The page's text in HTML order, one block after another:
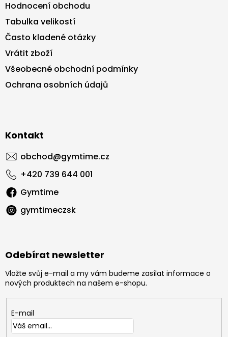
Hodnocení obchodu
Tabulka velikostí
Často kladené otázky
Vrátit zboží
Všeobecné obchodní podmínky
Ochrana osobních údajů
Kontakt
obchod@gymtime.cz
+420 739 644 001
Gymtime
gymtimeczsk
Odebírat newsletter
Vložte svůj e-mail a my vám budeme zasílat informace o
nových produktech na našem e-shopu.
E-mail